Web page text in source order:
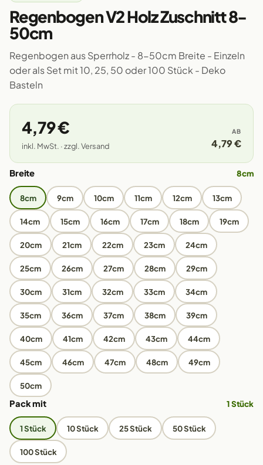
Regenbogen V2 Holz Zuschnitt 8-
50cm
Regenbogen aus Sperrholz - 8-50cm Breite - Einzeln
oder als Set mit 10, 25, 50 oder 100 Stück - Deko
Basteln
4,79 €
inkl. MwSt. · zzgl. Versand
AB
4,79 €
Breite 8cm
8cm 9cm 10cm 11cm 12cm 13cm
14cm 15cm 16cm 17cm 18cm 19cm
20cm 21cm 22cm 23cm 24cm
25cm 26cm 27cm 28cm 29cm
30cm 31cm 32cm 33cm 34cm
35cm 36cm 37cm 38cm 39cm
40cm 41cm 42cm 43cm 44cm
45cm 46cm 47cm 48cm 49cm
50cm
Pack mit 1 Stück
1 Stück 10 Stück 25 Stück 50 Stück
100 Stück